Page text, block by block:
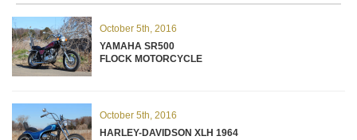
October 5th, 2016
YAMAHA SR500
FLOCK MOTORCYCLE
October 5th, 2016
HARLEY-DAVIDSON XLH 1964